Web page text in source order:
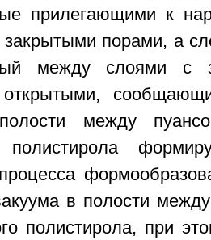
прилегающими к
порами, а
между слоями с
между
полистирола
в полости
полистирола, при